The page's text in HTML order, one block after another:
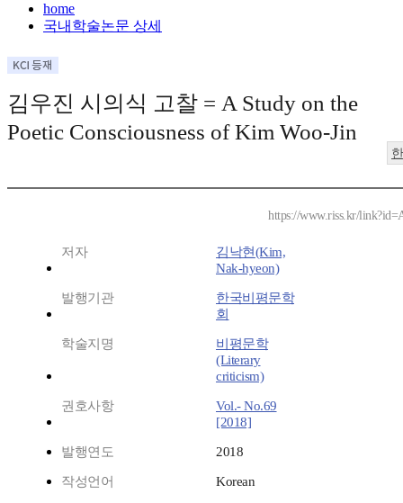
home
국내학술논문 상세
김우진 시의식 고찰 = A Study on the
Poetic Consciousness of Kim Woo-Jin
https://www.riss.kr/
저자
김낙현(Kim,
Nak-hyeon)
발행기관
한국비평문학
회
학술지명
비평문학
(Literary
criticism)
권호사항
Vol.- No.69
[2018]
발행연도 2018
작성언어 Korean